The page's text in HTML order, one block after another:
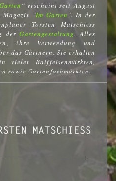
“ erscheint seit August
Magazin "Im Garten ". In der
Torsten Matschiess
derGartengestaltung. Alles
ihre Verwendung und
das Gärtnern. Sie erhalten
vielen Raiffeisenmärkten,
sowie Gartenfachmärkten.